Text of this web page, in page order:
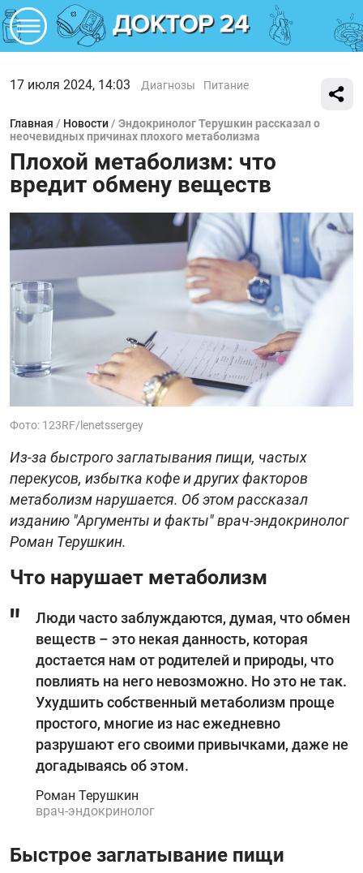
17 июля 2024, 14:03 Диагнозы Питание
Главная / Новости / Эндокринолог Терушкин рассказал о
неочевидных причинах плохого метаболизма
Плохой метаболизм: что
вредит обмену веществ
Фото: 123RF/lenetssergey
Из-за быстрого заглатывания пищи, частых
перекусов, избытка кофе и других факторов
метаболизм нарушается. Об этом рассказал
изданию "Аргументы и факты" врач-эндокринолог
Роман Терушкин.
Что нарушает метаболизм
Люди часто заблуждаются, думая, что обмен
веществ – это некая данность, которая
достается нам от родителей и природы, что
повлиять на него невозможно. Но это не так.
Ухудшить собственный метаболизм проще
простого, многие из нас ежедневно
разрушают его своими привычками, даже не
догадываясь об этом.
Роман Терушкин
врач-эндокринолог
Быстрое заглатывание пищи